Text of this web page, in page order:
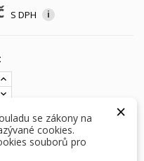
S DPH i
×
se zákony na
cookies.
souborů pro